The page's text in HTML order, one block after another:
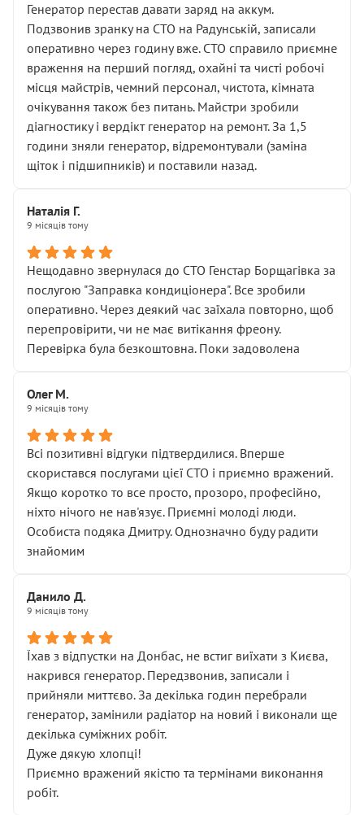
Генератор перестав давати заряд на аккум.
Подзвонив зранку на СТО на Радунській, записали
оперативно через годину вже. СТО справило приємне
враження на перший погляд, охайні та чисті робочі
місця майстрів, чемний персонал, чистота, кімната
очікування також без питань. Майстри зробили
діагностику і вердікт генератор на ремонт. За 1,5
години зняли генератор, відремонтували (заміна
щіток і підшипників) и поставили назад.
Наталія Г.
9 місяців тому
Нещодавно звернулася до СТО Генстар Борщагівка за
послугою "Заправка кондиціонера". Все зробили
оперативно. Через деякий час заїхала повторно, щоб
перепровірити, чи не має витікання фреону.
Перевірка була безкоштовна. Поки задоволена
Олег М.
9 місяців тому
Всі позитивні відгуки підтвердилися. Вперше
скористався послугами цієї СТО і приємно вражений.
Якщо коротко то все просто, прозоро, професійно,
ніхто нічого не нав'язує. Приємні молоді люди.
Особиста подяка Дмитру. Однозначно буду радити
знайомим
Данило Д.
9 місяців тому
Їхав з відпустки на Донбас, не встиг виїхати з Києва,
накрився генератор. Передзвонив, записали і
прийняли миттєво. За декілька годин перебрали
генератор, замінили радіатор на новий і виконали ще
декілька суміжних робіт.
Дуже дякую хлопці!
Приємно вражений якістю та термінами виконання
робіт.